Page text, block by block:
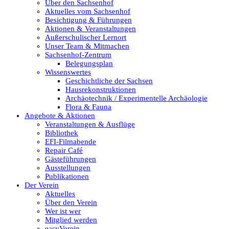
Über den Sachsenhof
Aktuelles vom Sachsenhof
Besichtigung & Führungen
Aktionen & Veranstaltungen
Außerschulischer Lernort
Unser Team & Mitmachen
Sachsenhof-Zentrum
Belegungsplan
Wissenswertes
Geschichtliche der Sachsen
Hausrekonstruktionen
Archäotechnik / Experimentelle Archäologie
Flora & Fauna
Angebote & Aktionen
Veranstaltungen & Ausflüge
Bibliothek
EFI-Filmabende
Repair Café
Gästeführungen
Ausstellungen
Publikationen
Der Verein
Aktuelles
Über den Verein
Wer ist wer
Mitglied werden